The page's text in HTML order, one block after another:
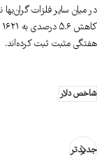
هفتگی مثبت ثبت کرده‌اند.
شاخص دلار
جدیدتر